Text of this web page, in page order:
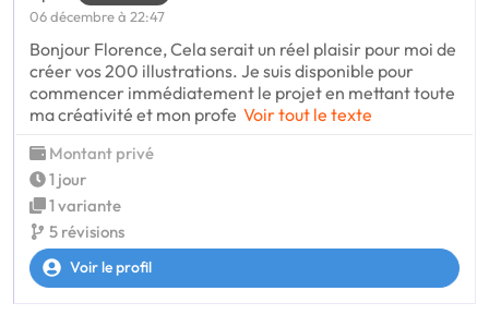
06 décembre à 22:47
Bonjour Florence, Cela serait un réel plaisir pour moi de
créer vos 200 illustrations. Je suis disponible pour
commencer immédiatement le projet en mettant toute
ma créativité et mon profe Voir tout le texte
Montant privé
1 jour
1 variante
5 révisions
Voir le profil